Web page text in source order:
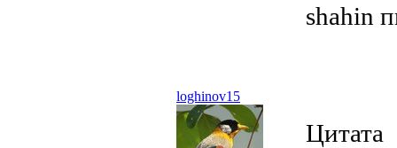
loghinov15
shahin
Цитата